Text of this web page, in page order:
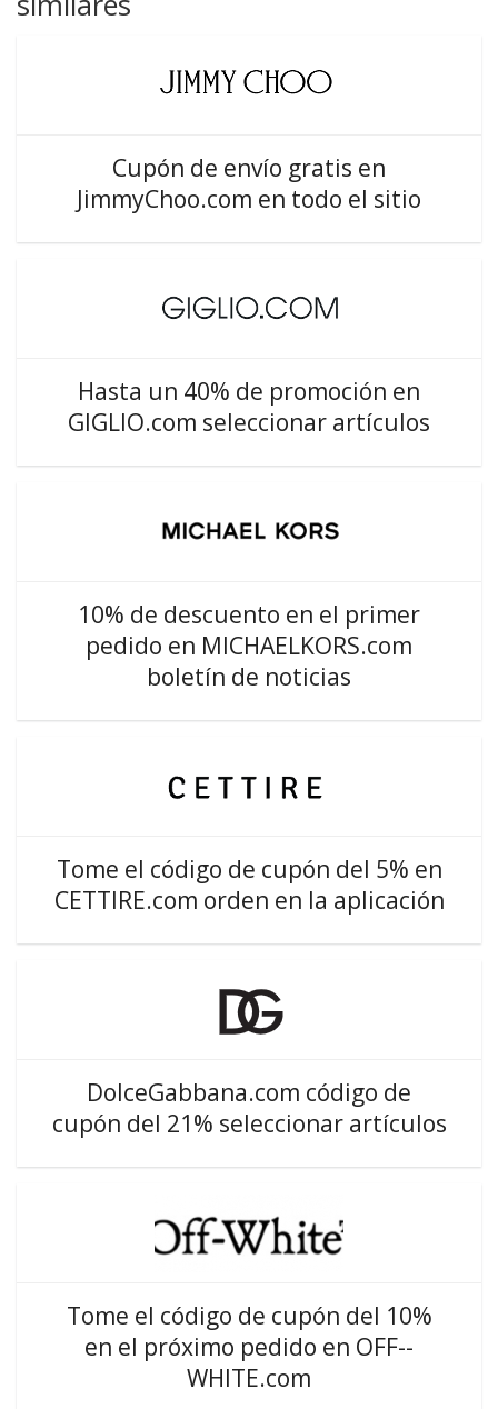
Cupón de envío gratis en
JimmyChoo.com en todo el sitio
Hasta un 40% de promoción en
GIGLIO.com seleccionar artículos
10% de descuento en el primer
pedido en MICHAELKORS.com
boletín de noticias
Tome el código de cupón del 5% en
CETTIRE.com orden en la aplicación
DolceGabbana.com código de
cupón del 21% seleccionar artículos
Tome el código de cupón del 10%
en el próximo pedido en OFF--
WHITE.com